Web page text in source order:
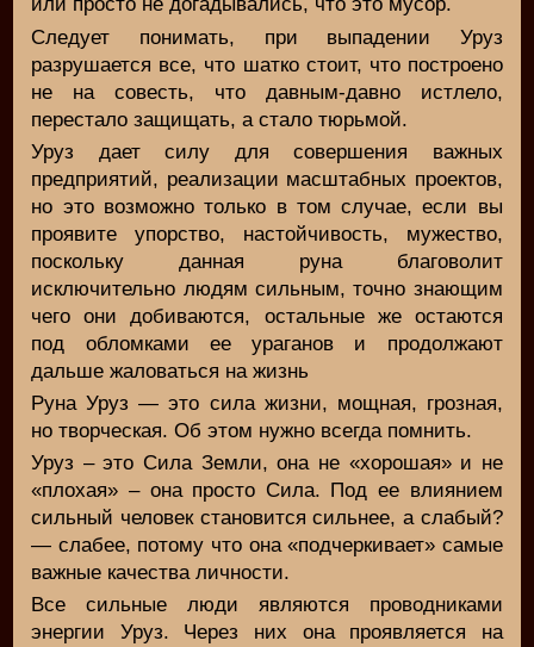
или просто не догадывались, что это мусор.
Следует понимать, при выпадении Уруз
разрушается все, что шатко стоит, что построено
не на совесть, что давным-давно истлело,
перестало защищать, а стало тюрьмой.
Уруз дает силу для совершения важных
предприятий, реализации масштабных проектов,
но это возможно только в том случае, если вы
проявите упорство, настойчивость, мужество,
поскольку данная руна благоволит
исключительно людям сильным, точно знающим
чего они добиваются, остальные же остаются
под обломками ее ураганов и продолжают
дальше жаловаться на жизнь
Руна Уруз — это сила жизни, мощная, грозная,
но творческая. Об этом нужно всегда помнить.
Уруз – это Сила Земли, она не «хорошая» и не
«плохая» – она просто Сила. Под ее влиянием
сильный человек становится сильнее, а слабый?
— слабее, потому что она «подчеркивает» самые
важные качества личности.
Все сильные люди являются проводниками
энергии Уруз. Через них она проявляется на